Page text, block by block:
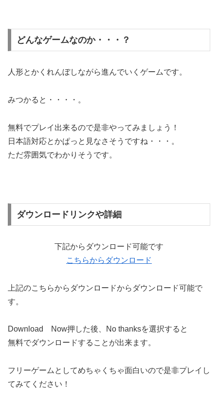
どんなゲームなのか・・・？
人形とかくれんぼしながら進んでいくゲームです。
みつかると・・・・。
無料でプレイ出来るので是非やってみましょう！
日本語対応とかぱっと見なさそうですね・・・。
ただ雰囲気でわかりそうです。
ダウンロードリンクや詳細
下記からダウンロード可能です
こちらからダウンロード
上記のこちらからダウンロードからダウンロード可能で
す。
Download Now押した後、No thanksを選択すると
無料でダウンロードすることが出来ます。
フリーゲームとしてめちゃくちゃ面白いので是非プレイし
てみてください！